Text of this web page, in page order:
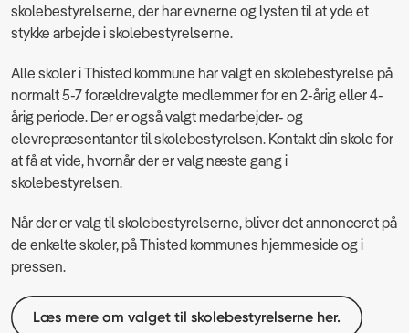
skolebestyrelserne, der har evnerne og lysten til at yde et
stykke arbejde i skolebestyrelserne.
Alle skoler i Thisted kommune har valgt en skolebestyrelse på
normalt 5-7 forældrevalgte medlemmer for en 2-årig eller 4-
årig periode. Der er også valgt medarbejder- og
elevrepræsentanter til skolebestyrelsen. Kontakt din skole for
at få at vide, hvornår der er valg næste gang i
skolebestyrelsen.
Når der er valg til skolebestyrelserne, bliver det annonceret på
de enkelte skoler, på Thisted kommunes hjemmeside og i
pressen.
Læs mere om valget til skolebestyrelserne her.